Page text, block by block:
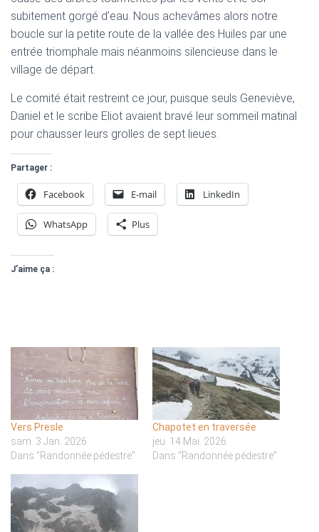
subitement gorgé d’eau. Nous achevâmes alors notre
boucle sur la petite route de la vallée des Huiles par une
entrée triomphale mais néanmoins silencieuse dans le
village de départ.
Le comité était restreint ce jour, puisque seuls Geneviève,
Daniel et le scribe Eliot avaient bravé leur sommeil matinal
pour chausser leurs grolles de sept lieues.
Partager :
Facebook E-mail LinkedIn
WhatsApp Plus
J’aime ça :
Vers Presle
sam. 3 Jan. 2026
Dans "Randonnée pédestre"
Chapotet en traversée
jeu. 14 Mai. 2026
Dans "Randonnée pédestre"